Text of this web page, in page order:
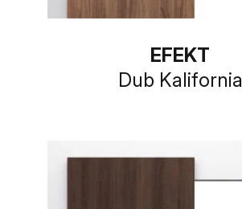
EFEKT
Dub Kalifornia